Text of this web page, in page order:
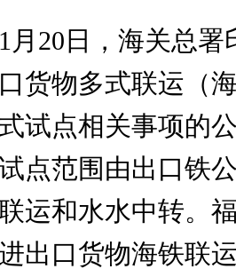
20日，海关总署
货物多式联运（
试点相关事项的
点范围由出口铁
运和水水中转。
出口货物海铁联